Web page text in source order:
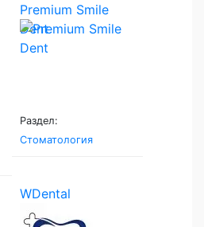
Premium Smile
Dent
Раздел:
Стоматология
WDental